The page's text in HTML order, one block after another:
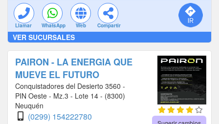
Llamar WhatsApp Web Compartir
VER SUCURSALES
PAIRON - LA ENERGIA QUE
MUEVE EL FUTURO
Conquistadores del Desierto 3560 -
PIN Oeste - Mz.3 - Lote 14 - (8300)
Neuquén
(0299) 154222780